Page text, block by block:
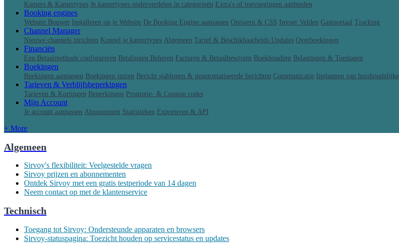
Kamers & Kamertypes Je kamertypes onderverdelen in categorieën Extra's of toevoegingen aanbieden
Booking engines
Website Bouwer Installeren op je Website De Booking Engine aanpassen Ontwerp & CSS Invoer Velden Gastportaal Tracking
Channel Manager
Nieuwe channels inrichten Koppel je kamertypes Algemeen Tarief & Beschikbaarheids Updates Overboekingen
Financiën
Een Betaalmethode configureren Betalingen Beheren Facturen & Betaalbewijzen Boekhouding Belastingen & Toeslagen
Boekingen
Boekingen aanpassen Boekingen inzien Bericht sjablonen & geautomatiseerde berichten Communicatie Inplannen van
Tarieven & Verblijfsbeperkingen
Tarieven & Kortingen Beperkingen Promotie- & Coupon codes
Mijn Account
Je account aanpassen Abonnement Statistieken Exporteren & API
+ More
Algemeen
Sirvoy's flexibiliteit: Veelgestelde vragen
Sirvoy prijzen en abonnementen
Ontdek Sirvoy met een gratis testperiode van 14 dagen
Neem contact op met de klantenservice
Technisch
Toegang tot Sirvoy: Ondersteunde apparaten en browsers
Sirvoy-statuspagina: Toezicht houden op servicestatus en updates